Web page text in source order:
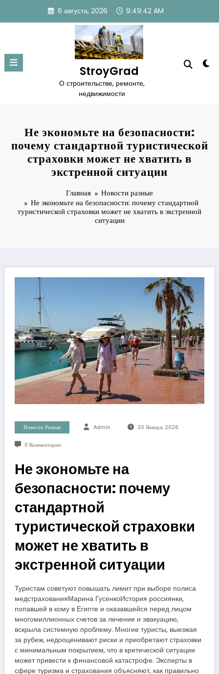
содержимому
6 августа, 2026 9:49:43 AM
StroyGrad
О строительстве, ремонте,
недвижимости
Не экономьте на безопасности:
почему стандартной туристической
страховки может не хватить в
экстренной ситуации
Главная
Новости разные
Не экономьте на безопасности: почему стандартной
туристической страховки может не хватить в экстренной
ситуации
Новости Разные Admin 20 Января, 2026
0 Комментарии
Не экономьте на
безопасности: почему
стандартной
туристической страховки
может не хватить в
экстренной ситуации
Туристам советуют повышать лимит при выборе полиса
медстрахованияМарина ГусенкоИстория россиянки,
попавшей в кому в Египте и оказавшейся перед лицом
многомиллионных счетов за лечение и эвакуацию,
вскрыла системную проблему. Многие туристы, выезжая
за рубеж, недооценивают риски и приобретают страховки
с минимальным покрытием, что в критической ситуации
может привести к финансовой катастрофе. Эксперты в
сфере туризма и страхования объясняют, как правильно